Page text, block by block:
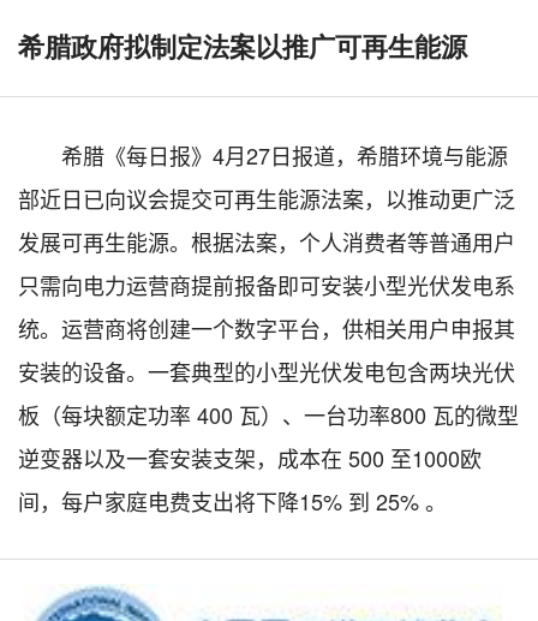
希腊政府拟制定法案以推广可再生能源
希腊《每日报》4月27日报道，希腊环境与能源
部近日已向议会提交可再生能源法案，以推动更广泛
发展可再生能源。根据法案，个人消费者等普通用户
只需向电力运营商提前报备即可安装小型光伏发电系
统。运营商将创建一个数字平台，供相关用户申报其
安装的设备。一套典型的小型光伏发电包含两块光伏
板（每块额定功率 400 瓦）、一台功率800 瓦的微型
逆变器以及一套安装支架，成本在 500 至1000欧
间，每户家庭电费支出将下降15% 到 25% 。